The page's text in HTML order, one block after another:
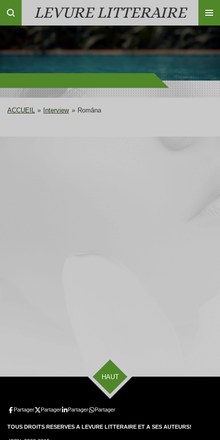
Passer
contenu
LEVURE LITTERAIRE
ACCUEIL » Interview » Româna
HAUT
Partager Partager Partager Partager
TOUS DROITS RESERVES A LEVURE LITTERAIRE ET A SES AUTEURS!